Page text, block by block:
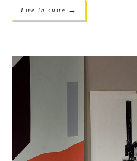
Lire la suite →